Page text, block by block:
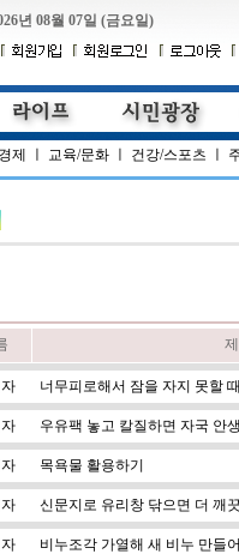
년 08월 07일 (금요일)
경제 교육/문화 건강/스포츠
너무피로해서 잠을 자지 못할
우유팩 놓고 칼질하면 자국 안
목욕물 활용하기
신문지로 유리창 닦으면 더 깨
비누조각 가열해 새 비누 만들